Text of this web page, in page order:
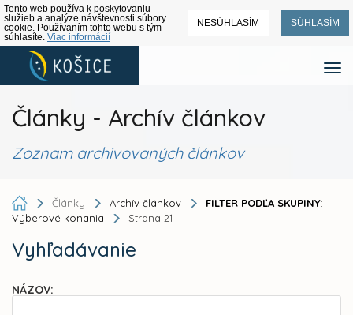
Tento web používa k poskytovaniu
služieb a analýze návštevnosti súbory
cookie. Používaním tohto webu s tým
súhlasíte. Viac informácií
NESÚHLASÍM SÚHLASÍM
Články - Archív článkov
Zoznam archivovaných článkov
Články Archív článkov FILTER PODĽA SKUPINY:
Výberové konania
Strana 21
Vyhľadávanie
NÁZOV: